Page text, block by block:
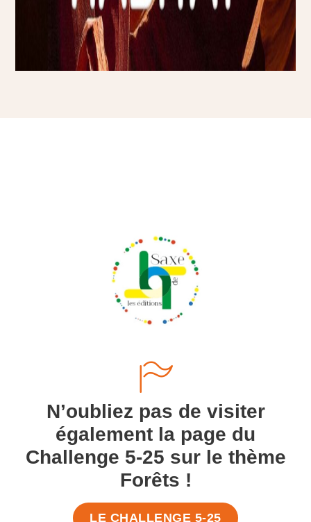
N’oubliez pas de visiter
également la page du
Challenge 5-25 sur le thème
Forêts !
LE CHALLENGE 5-25